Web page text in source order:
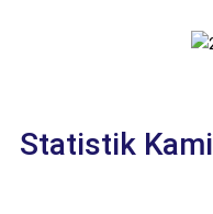
Statistik Kami